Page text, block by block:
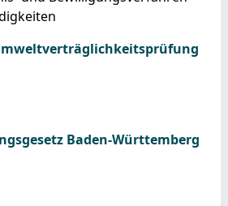
Baden-Württemberg